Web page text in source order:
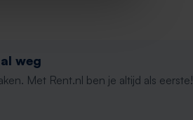
weg
Met Rent.nl ben je altijd als eerste!